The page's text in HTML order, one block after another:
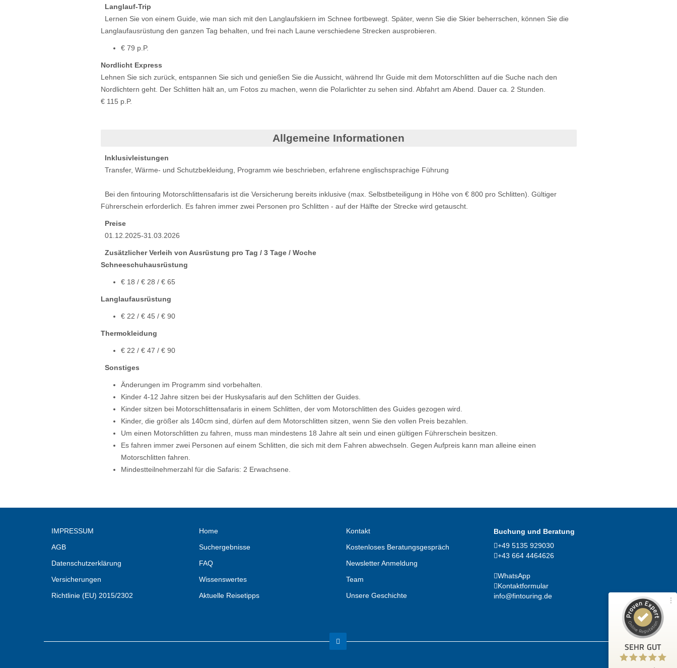
Langlauf-Trip
Lernen Sie von einem Guide, wie man sich mit den Langlaufskiern im Schnee fortbewegt. Später, wenn Sie die Skier beherrschen, können Sie die
Langlaufausrüstung den ganzen Tag behalten, und frei nach Laune verschiedene Strecken ausprobieren.
€ 79 p.P.
Nordlicht Express
Lehnen Sie sich zurück, entspannen Sie sich und genießen Sie die Aussicht, während Ihr Guide mit dem Motorschlitten auf die Suche nach den
Nordlichtern geht. Der Schlitten hält an, um Fotos zu machen, wenn die Polarlichter zu sehen sind. Abfahrt am Abend. Dauer ca. 2 Stunden.
€ 115 p.P.
Allgemeine Informationen
Inklusivleistungen
Transfer, Wärme- und Schutzbekleidung, Programm wie beschrieben, erfahrene englischsprachige Führung
Bei den fintouring Motorschlittensafaris ist die Versicherung bereits inklusive (max. Selbstbeteiligung in Höhe von € 800 pro Schlitten). Gültiger
Führerschein erforderlich. Es fahren immer zwei Personen pro Schlitten - auf der Hälfte der Strecke wird getauscht.
Preise
01.12.2025-31.03.2026
Zusätzlicher Verleih von Ausrüstung pro Tag / 3 Tage / Woche
Schneeschuhausrüstung
€ 18 / € 28 / € 65
Langlaufausrüstung
€ 22 / € 45 / € 90
Thermokleidung
€ 22 / € 47 / € 90
Sonstiges
Änderungen im Programm sind vorbehalten.
Kinder 4-12 Jahre sitzen bei der Huskysafaris auf den Schlitten der Guides.
Kinder sitzen bei Motorschlittensafaris in einem Schlitten, der vom Motorschlitten des Guides gezogen wird.
Kinder, die größer als 140cm sind, dürfen auf dem Motorschlitten sitzen, wenn Sie den vollen Preis bezahlen.
Um einen Motorschlitten zu fahren, muss man mindestens 18 Jahre alt sein und einen gültigen Führerschein besitzen.
Es fahren immer zwei Personen auf einem Schlitten, die sich mit dem Fahren abwechseln. Gegen Aufpreis kann man alleine einen
Motorschlitten fahren.
Mindestteilnehmerzahl für die Safaris: 2 Erwachsene.
IMPRESSUM
AGB
Datenschutzerklärung
Versicherungen
Richtlinie (EU) 2015/2302
Home
Suchergebnisse
FAQ
Wissenswertes
Aktuelle Reisetipps
Kontakt
Kostenloses Beratungsgespräch
Newsletter Anmeldung
Team
Unsere Geschichte
Buchung und Beratung
+49 5135 929030
+43 664 4464626
WhatsApp
Kontaktformular
info@fintouring.de
SEHR GUT
Kundenbewertungen und Erfahrungen zu
SEHR GUT
4,91 / 5,00
167
Bewertungen auf
ProvenExpert.com
Bewertungen von 2
Blick aufs ProvenExpert-Profil werfen
Anonym
5